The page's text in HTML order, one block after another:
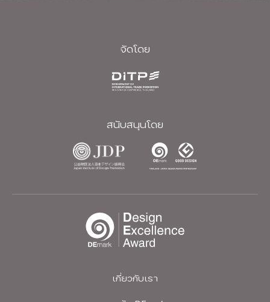
จัดโดย
สนับสนุนโดย
เกี่ยวกับเรา